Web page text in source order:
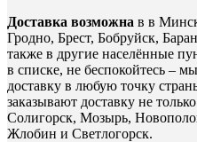
Доставка возможна в в
Гродно, Брест, Бобруйск,
также в другие населённые
в списке, не беспокойтесь –
доставку в любую точку
заказывают доставку не
Солигорск, Мозырь,
Жлобин и Светлогорск.